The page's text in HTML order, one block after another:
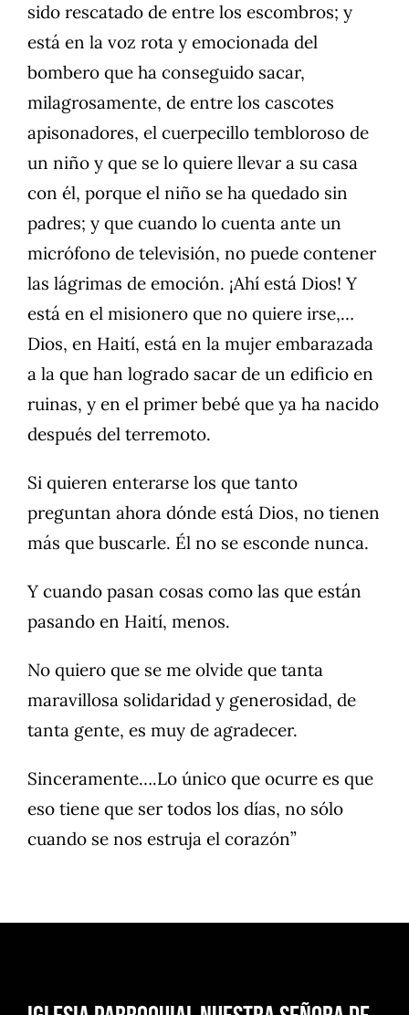
sido rescatado de entre los escombros; y
está en la voz rota y emocionada del
bombero que ha conseguido sacar,
milagrosamente, de entre los cascotes
apisonadores, el cuerpecillo tembloroso de
un niño y que se lo quiere llevar a su casa
con él, porque el niño se ha quedado sin
padres; y que cuando lo cuenta ante un
micrófono de televisión, no puede contener
las lágrimas de emoción. ¡Ahí está Dios! Y
está en el misionero que no quiere irse,…
Dios, en Haití, está en la mujer embarazada
a la que han logrado sacar de un edificio en
ruinas, y en el primer bebé que ya ha nacido
después del terremoto.
Si quieren enterarse los que tanto
preguntan ahora dónde está Dios, no tienen
más que buscarle. Él no se esconde nunca.
Y cuando pasan cosas como las que están
pasando en Haití, menos.
No quiero que se me olvide que tanta
maravillosa solidaridad y generosidad, de
tanta gente, es muy de agradecer.
Sinceramente….Lo único que ocurre es que
eso tiene que ser todos los días, no sólo
cuando se nos estruja el corazón”